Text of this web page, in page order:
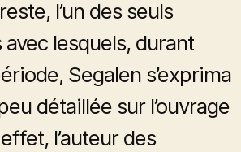
l’un des seuls
lesquels, durant
Segalen s’exprima
détaillée sur l’ouvrage
l’auteur des